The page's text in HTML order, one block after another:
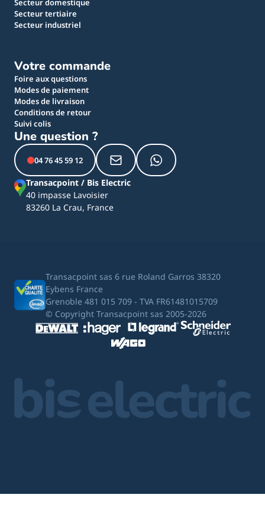
Secteur domestique
Secteur tertiaire
Secteur industriel
Votre commande
Foire aux questions
Modes de paiement
Modes de livraison
Conditions de retour
Suivi colis
Une question ?
04 76 45 59 12
Transacpoint / Bis Electric
40 impasse Lavoisier
83260 La Crau, France
Transacpoint sas 6 rue Roland Garros 38320
Eybens France
Grenoble 481 015 709 - TVA FR61481015709
© Copyright Transacpoint sas 2005-2026